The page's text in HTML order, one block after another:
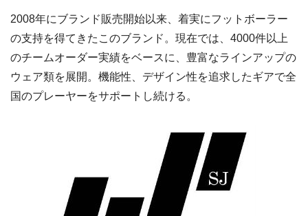
2008年にブランド販売開始以来、着実にフットボーラー
の支持を得てきたこのブランド。現在では、4000件以上
のチームオーダー実績をベースに、豊富なラインアップの
ウェア類を展開。機能性、デザイン性を追求したギアで全
国のプレーヤーをサポートし続ける。